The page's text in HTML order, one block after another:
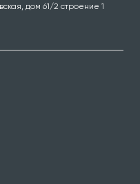
дом 61/2 строение 1